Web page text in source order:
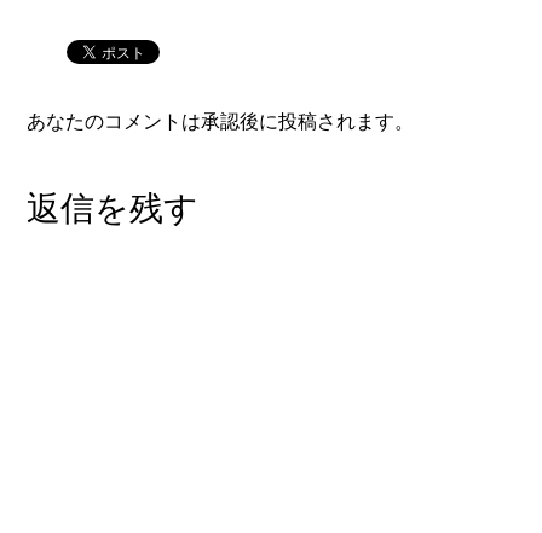
あなたのコメントは承認後に投稿されます。
返信を残す